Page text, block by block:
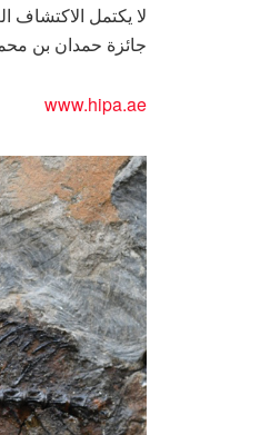
لا يكتمل
جائزة حمدان بن
www.hipa.ae